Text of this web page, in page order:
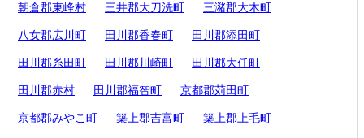
朝倉郡東峰村 三井郡大刀洗町 三潴郡大木町
八女郡広川町 田川郡香春町 田川郡添田町
田川郡糸田町 田川郡川崎町 田川郡大任町
田川郡赤村 田川郡福智町 京都郡苅田町
京都郡みやこ町 築上郡吉富町 築上郡上毛町